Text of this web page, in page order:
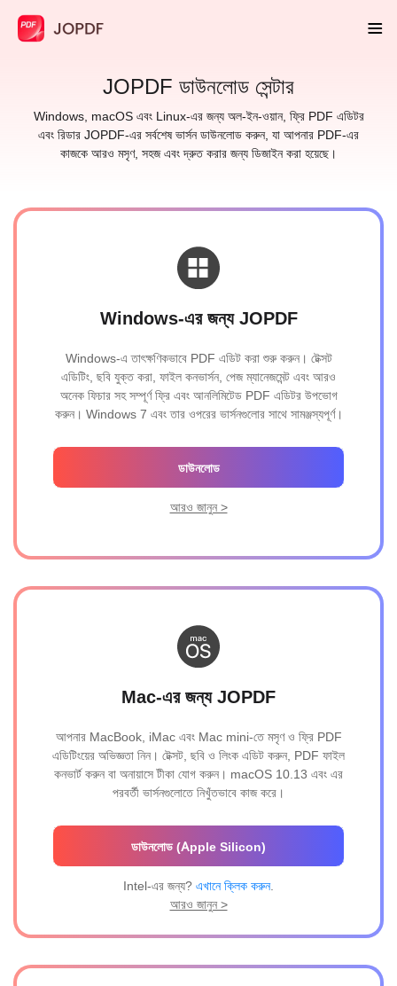
JOPDF ডাউনলোড সেন্টার
Windows, macOS এবং Linux-এর জন্য অল-ইন-ওয়ান, ফ্রি PDF এডিটর
এবং রিডার JOPDF-এর সর্বশেষ ভার্সন ডাউনলোড করুন, যা আপনার PDF-এর
কাজকে আরও মসৃণ, সহজ এবং দ্রুত করার জন্য ডিজাইন করা হয়েছে।
Windows-এর জন্য JOPDF
Windows-এ তাৎক্ষণিকভাবে PDF এডিট করা শুরু করুন। টেক্সট
এডিটিং, ছবি যুক্ত করা, ফাইল কনভার্সন, পেজ ম্যানেজমেন্ট এবং আরও
অনেক ফিচার সহ সম্পূর্ণ ফ্রি এবং আনলিমিটেড PDF এডিটর উপভোগ
করুন। Windows 7 এবং তার ওপরের ভার্সনগুলোর সাথে সামঞ্জস্যপূর্ণ।
ডাউনলোড
আরও জানুন >
Mac-এর জন্য JOPDF
আপনার MacBook, iMac এবং Mac mini-তে মসৃণ ও ফ্রি PDF
এডিটিংয়ের অভিজ্ঞতা নিন। টেক্সট, ছবি ও লিংক এডিট করুন, PDF ফাইল
কনভার্ট করুন বা অনায়াসে টীকা যোগ করুন। macOS 10.13 এবং এর
পরবর্তী ভার্সনগুলোতে নিখুঁতভাবে কাজ করে।
ডাউনলোড (Apple Silicon)
Intel-এর জন্য? এখানে ক্লিক করুন.
আরও জানুন >